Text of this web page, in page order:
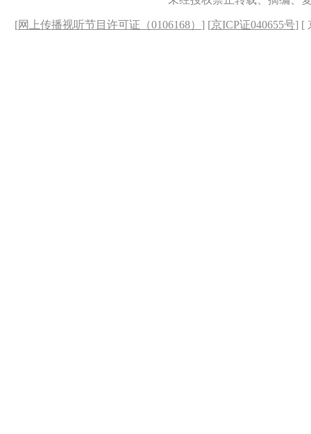
[网上传播视听节目许可证（0106168） ] [京ICP证040655号] [